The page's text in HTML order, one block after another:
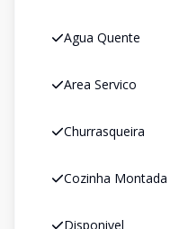
Agua Quente
Area Servico
Churrasqueira
Cozinha Montada
Disponivel